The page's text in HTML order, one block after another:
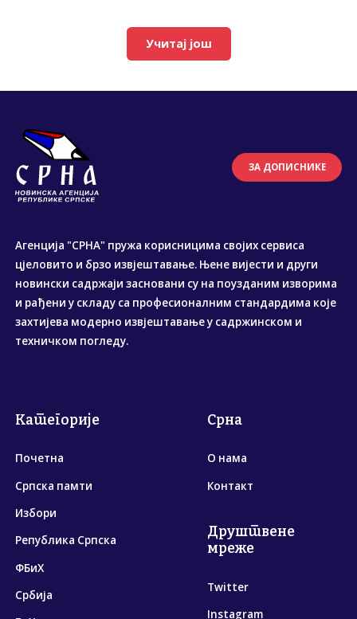
Учитај још
ЗА ДОПИСНИКЕ
Агенција "СРНА" пружа корисницима својих сервиса
цјеловито и брзо извјештавање. Њене вијести и други
новински садржаји засновани су на поузданим изворима
и рађени у складу са професионалним стандардима које
захтијева модерно извјештавање у садржинском и
техничком погледу.
Категорије
Почетна
Српска памти
Избори
Република Српска
ФБиХ
Србија
Срна
О нама
Контакт
Друштвене
мреже
Twitter
Instagram